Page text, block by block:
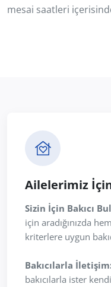
mesai saatleri
Ailelerimiz
Sizin İçin Bakıcı
için aradığınızda
kriterlere uygun
Bakıcılarla
bakıcılarla ister